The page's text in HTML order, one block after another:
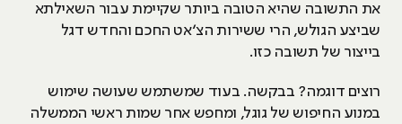
את התשובה שהיא הטובה ביותר שקיימת עבור השאילתא
שביצע הגולש, הרי ששירות הצ׳אט החכם והחדש דגל
בייצור של תשובה כזו.
רוצים דוגמה? בבקשה. בעוד שמשתמש שעושה שימוש
במנוע החיפוש של גוגל, ומחפש אחר שמות ראשי הממשלה